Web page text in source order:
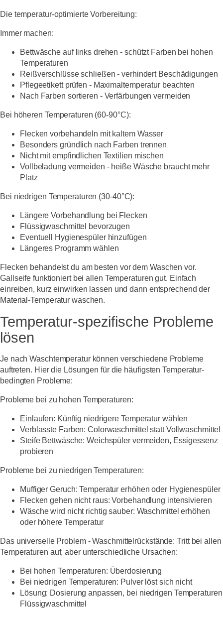
Die temperatur-optimierte Vorbereitung:
Immer machen:
Bettwäsche auf links drehen - schützt Farben bei hohen
Temperaturen
Reißverschlüsse schließen - verhindert Beschädigungen
Pflegeetikett prüfen - Maximaltemperatur beachten
Nach Farben sortieren - Verfärbungen vermeiden
Bei höheren Temperaturen (60-90°C):
Flecken vorbehandeln mit kaltem Wasser
Besonders gründlich nach Farben trennen
Nicht mit empfindlichen Textilien mischen
Vollbeladung vermeiden - heiße Wäsche braucht mehr
Platz
Bei niedrigen Temperaturen (30-40°C):
Längere Vorbehandlung bei Flecken
Flüssigwaschmittel bevorzugen
Eventuell Hygienespüler hinzufügen
Längeres Programm wählen
Flecken behandelst du am besten vor dem Waschen vor.
Gallseife funktioniert bei allen Temperaturen gut. Einfach
einreiben, kurz einwirken lassen und dann entsprechend der
Material-Temperatur waschen.
Temperatur-spezifische Probleme
lösen
Je nach Waschtemperatur können verschiedene Probleme
auftreten. Hier die Lösungen für die häufigsten Temperatur-
bedingten Probleme:
Probleme bei zu hohen Temperaturen:
Einlaufen: Künftig niedrigere Temperatur wählen
Verblasste Farben: Colorwaschmittel statt Vollwaschmittel
Steife Bettwäsche: Weichspüler vermeiden, Essigessenz
probieren
Probleme bei zu niedrigen Temperaturen:
Muffiger Geruch: Temperatur erhöhen oder Hygienespüler
Flecken gehen nicht raus: Vorbehandlung intensivieren
Wäsche wird nicht richtig sauber: Waschmittel erhöhen
oder höhere Temperatur
Das universelle Problem - Waschmittelrückstände: Tritt bei allen
Temperaturen auf, aber unterschiedliche Ursachen:
Bei hohen Temperaturen: Überdosierung
Bei niedrigen Temperaturen: Pulver löst sich nicht
Lösung: Dosierung anpassen, bei niedrigen Temperaturen
Flüssigwaschmittel